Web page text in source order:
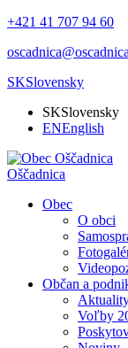
+421 41 707 94 60
SKSlovensky
SKSlovensky
ENEnglish
Oščadnica
Obec
O obci
Občan a
Voľby